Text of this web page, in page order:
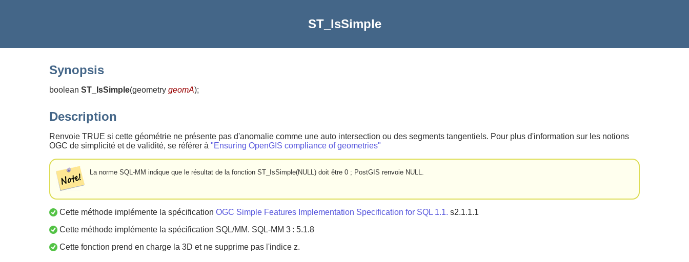
ST_IsSimple
Synopsis
boolean ST_IsSimple(geometry geomA);
Description
Renvoie TRUE si cette géométrie ne présente pas d'anomalie comme une auto intersection ou des segments tangentiels. Pour plus d'information sur les notions
OGC de simplicité et de validité, se référer à "Ensuring OpenGIS compliance of geometries"
La norme SQL-MM indique que le résultat de la fonction ST_IsSimple(NULL) doit être 0 ; PostGIS renvoie NULL.
Cette méthode implémente la spécification OGC Simple Features Implementation Specification for SQL 1.1. s2.1.1.1
Cette méthode implémente la spécification SQL/MM. SQL-MM 3 : 5.1.8
Cette fonction prend en charge la 3D et ne supprime pas l'indice z.